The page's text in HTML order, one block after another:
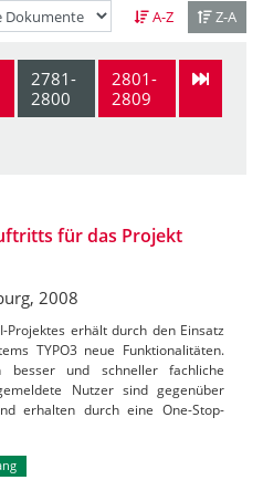
A-Z Z-A
2781-
2800
2801-
2809
für das Projekt
2008
Projektes erhält durch den Einsatz
TYPO3 neue Funktionalitäten.
besser und schneller fachliche
Nutzer sind gegenüber
erhalten durch eine One-Stop-